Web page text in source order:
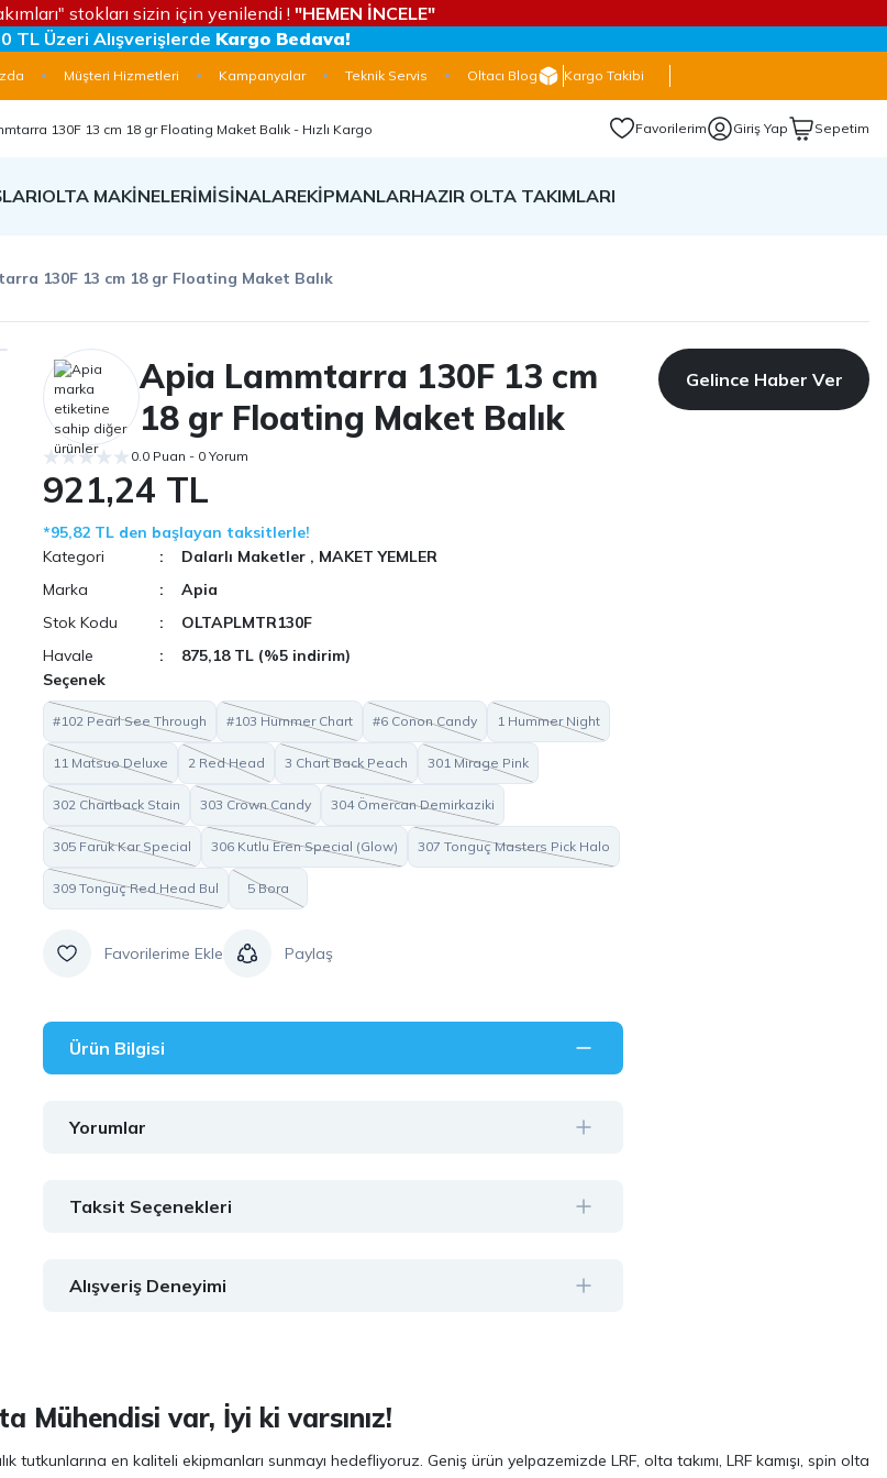
stokları sizin için yenilendi ! "HEMEN İNCELE"
TL Üzeri Alışverişlerde Kargo Bedava!
Müşteri Hizmetleri Kampanyalar Teknik Servis Oltacı Blog Kargo Takibi
Favorilerim Giriş Yap Sepetim
OLTA MAKİNELERİMİSİNALAREKİPMANLARHAZIR OLTA TAKIMLARI
130F 13 cm 18 gr Floating Maket Balık
Apia Lammtarra 130F 13 cm
18 gr Floating Maket Balık
0.0 Puan - 0 Yorum
921,24 TL
*95,82 TL den başlayan taksitlerle!
Kategori
Dalarlı Maketler , MAKET YEMLER
Marka
Apia
Stok Kodu
OLTAPLMTR130F
Havale
875,18 TL (%5 indirim)
Seçenek
#102 Pearl See Through #103 Hurnmer Chart #6 Conon Candy 1 Hummer Night
11 Matsuo Deluxe 2 Red Head 3 Chart Back Peach 301 Mirage Pink
302 Chartback Stain 303 Crown Candy 304 Ömercan Demirkaziki
305 Faruk Kar Special 306 Kutlu Eren Special (Glow) 307 Tonguç Masters Pick Halo
309 Tonguç Red Head Bul 5 Bora
Paylaş
Ürün Bilgisi
Yorumlar
Taksit Seçenekleri
Alışveriş Deneyimi
Gelince Haber Ver
Mühendisi var, İyi ki varsınız!
tutkunlarına en kaliteli ekipmanları sunmayı hedefliyoruz. Geniş ürün yelpazemizde LRF, olta takımı, LRF kamışı, spin olta